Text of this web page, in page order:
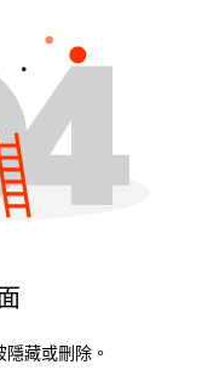
藏或刪除。